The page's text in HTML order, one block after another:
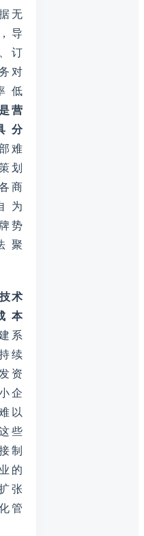
无
导
订
对
低
营
分
难
划
商
为
势
聚
术
本
系
续
资
企
以
些
制
的
张
管